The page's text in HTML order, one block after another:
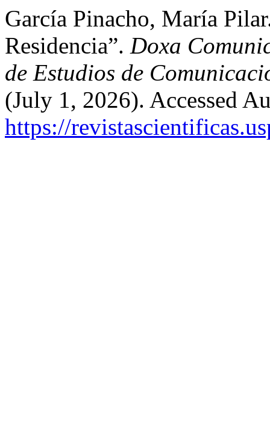
García Pinacho, María
Residencia”. Doxa
de Estudios de
(July 1, 2026). Accessed
https://